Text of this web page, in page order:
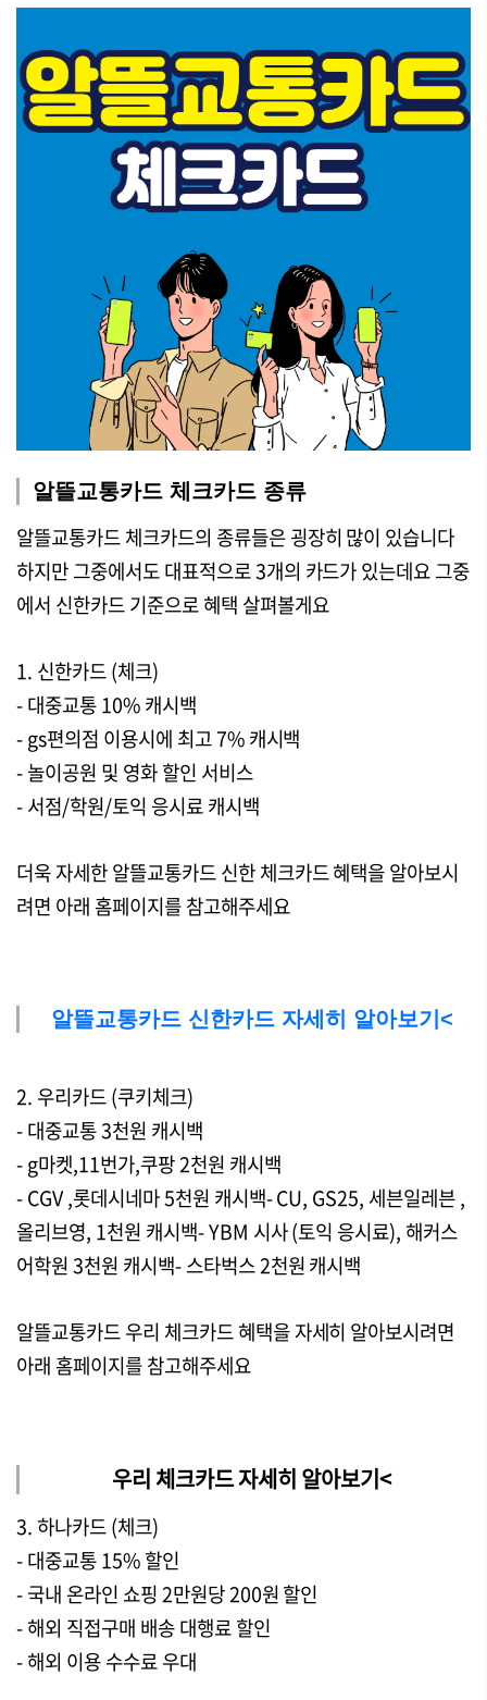
알뜰교통카드 체크카드 종류
알뜰교통카드 체크카드의 종류들은 굉장히 많이 있습니다
하지만 그중에서도 대표적으로 3개의 카드가 있는데요 그중
에서 신한카드 기준으로 혜택 살펴볼게요
1. 신한카드 (체크)
- 대중교통 10% 캐시백
- gs편의점 이용시에 최고 7% 캐시백
- 놀이공원 및 영화 할인 서비스
- 서점/학원/토익 응시료 캐시백
더욱 자세한 알뜰교통카드 신한 체크카드 혜택을 알아보시
려면 아래 홈페이지를 참고해주세요
알뜰교통카드 신한카드 자세히 알아보기<
2. 우리카드 (쿠키체크)
- 대중교통 3천원 캐시백
- g마켓,11번가,쿠팡 2천원 캐시백
- CGV ,롯데시네마 5천원 캐시백- CU, GS25, 세븐일레븐 ,
올리브영, 1천원 캐시백- YBM 시사 (토익 응시료), 해커스
어학원 3천원 캐시백- 스타벅스 2천원 캐시백
알뜰교통카드 우리 체크카드 혜택을 자세히 알아보시려면
아래 홈페이지를 참고해주세요
우리 체크카드 자세히 알아보기<
3. 하나카드 (체크)
- 대중교통 15% 할인
- 국내 온라인 쇼핑 2만원당 200원 할인
- 해외 직접구매 배송 대행료 할인
- 해외 이용 수수료 우대